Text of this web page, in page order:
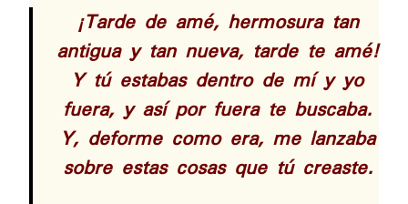
¡Tarde de amé, hermosura tan
antigua y tan nueva, tarde te amé!
Y tú estabas dentro de mí y yo
fuera, y así por fuera te buscaba.
Y, deforme como era, me lanzaba
sobre estas cosas que tú creaste.